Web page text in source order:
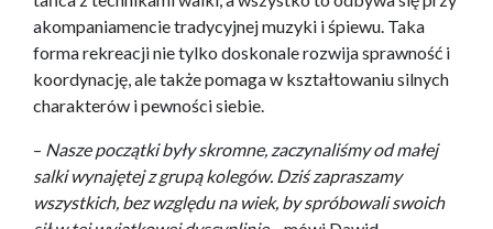
akompaniamencie tradycyjnej muzyki i śpiewu. Taka
forma rekreacji nie tylko doskonale rozwija sprawność i
koordynację, ale także pomaga w kształtowaniu silnych
charakterów i pewności siebie.
– Nasze początki były skromne, zaczynaliśmy od małej
salki wynajętej z grupą kolegów. Dziś zapraszamy
wszystkich, bez względu na wiek, by spróbowali swoich